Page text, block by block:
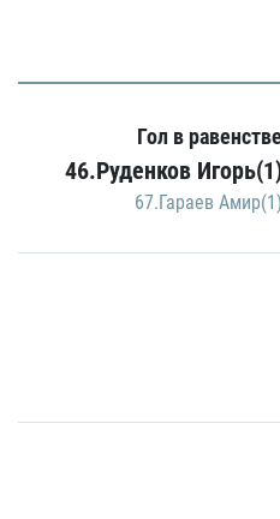
Гол в равенстве
46.Руденков
67.Гараев Амир(1)